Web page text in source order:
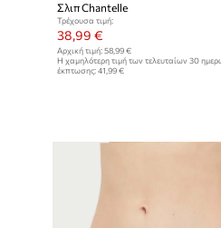
Σλιπ Chantelle
Τρέχουσα τιμή:
38,99 €
Αρχική τιμή: 58,99 €
Η χαμηλότερη τιμή των τελευταίων 30
έκπτωσης: 41,99 €